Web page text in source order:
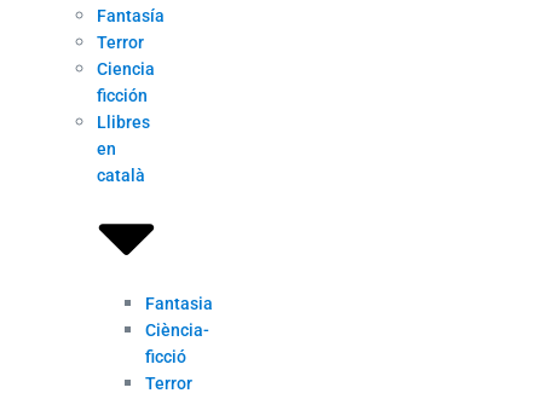
Fantasía
Terror
Ciencia
ficción
Llibres
en
català
Fantasia
Ciència-
ficció
Terror